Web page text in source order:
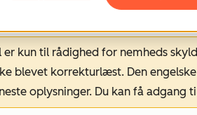
kun til rådighed for nemheds
blevet korrekturlæst. Den
oplysninger. Du kan få adgang